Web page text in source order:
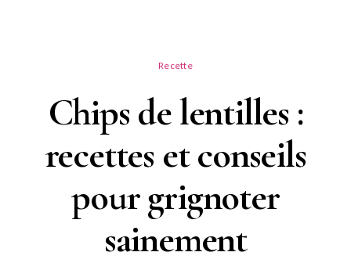
Recette
Chips de lentilles :
recettes et conseils
pour grignoter
sainement